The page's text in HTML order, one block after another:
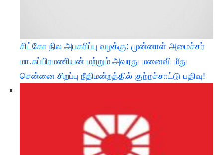
சிட்கோ நில அபகரிப்பு வழக்கு: முன்னாள் அமைச்சர்
மா.சுப்பிரமணியன் மற்றும் அவரது மனைவி மீது
சென்னை சிறப்பு நீதிமன்றத்தில் குற்றச்சாட்டு பதிவு!